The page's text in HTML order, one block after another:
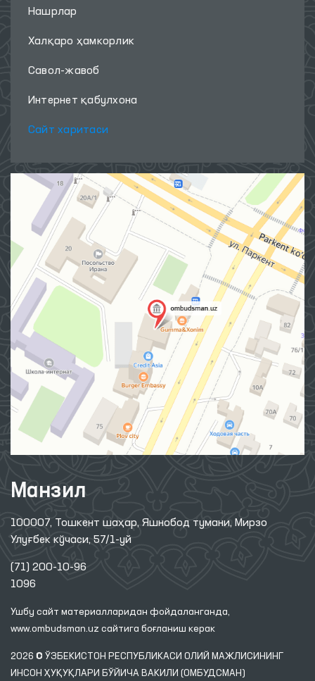
Нашрлар
Халқаро ҳамкорлик
Савол-жавоб
Интернет қабулхона
Сайт харитаси
Манзил
100007, Тошкент шаҳар, Яшнобод тумани, Мирзо
Улуғбек кўчаси, 57/1-уй
(71) 200-10-96
1096
Ушбу сайт материалларидан фойдаланганда,
www.ombudsman.uz сайтига боғланиш керак
2026 © ЎЗБЕКИСТОН РЕСПУБЛИКАСИ ОЛИЙ МАЖЛИСИНИНГ
ИНСОН ҲУҚУҚЛАРИ БЎЙИЧА ВАКИЛИ (ОМБУДСМАН)